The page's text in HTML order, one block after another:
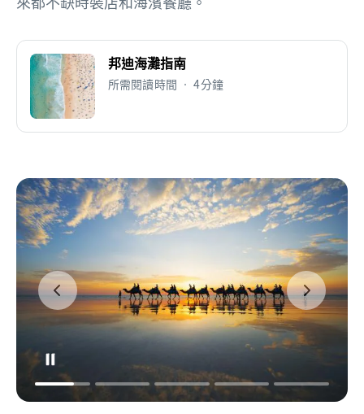
邦迪海灘指南
所需閱讀時間 • 4分鐘